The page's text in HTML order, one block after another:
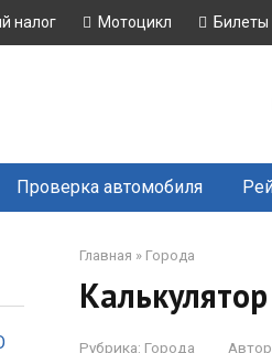
налог Мотоцикл
Проверка автомобиля
Главная » Города
Рубрика: Города